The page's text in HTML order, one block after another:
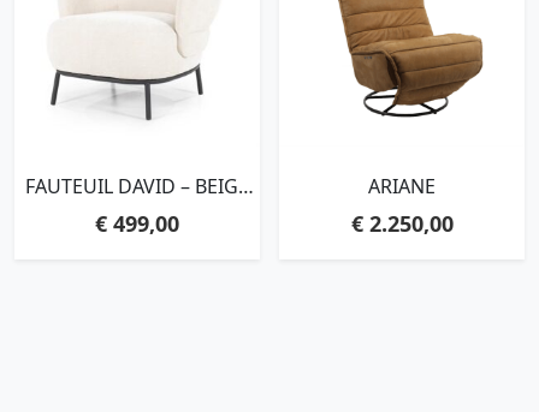
FAUTEUIL DAVID – BEIGE
€499,00
ARIANE
€2.250,00